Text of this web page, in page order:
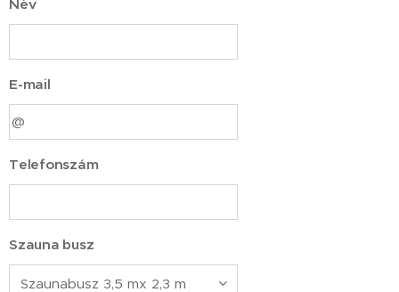
Név
E-mail
Telefonszám
Szauna busz